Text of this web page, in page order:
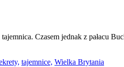
Czasem jednak z pałacu
tajemnice, Wielka Brytania